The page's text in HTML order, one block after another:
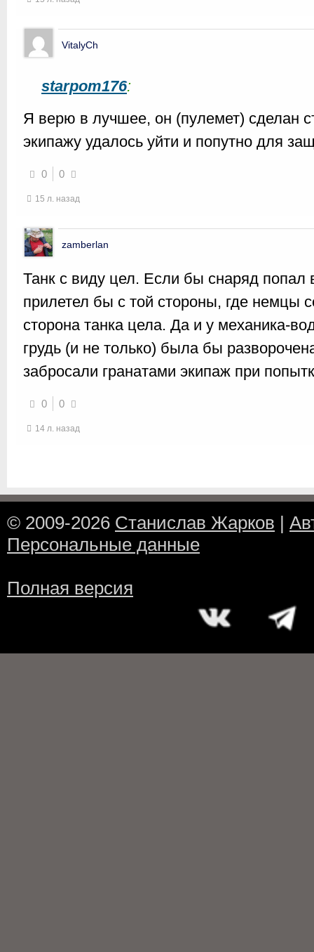
VitalyCh
starpom176:
Я верю в лучшее, он (пулемет) сделан
экипажу удалось уйти и попутно для
0 0
15 л. назад
zamberlan
Танк с виду цел. Если бы снаряд попал
прилетел бы с той стороны, где немцы
сторона танка цела. Да и у механика-
грудь (и не только) была бы
забросали гранатами экипаж при
0 0
14 л. назад
© 2009-2026 Станислав Жарков |
Персональные данные
Полная версия